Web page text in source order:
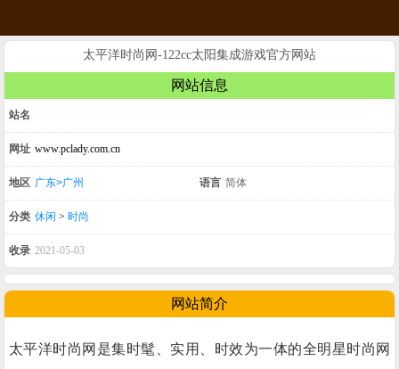
太平洋时尚网-122cc太阳集成游戏官方网站
网站信息
站名
网址 www.pclady.com.cn
地区 广东>广州 语言 简体
分类 休闲 > 时尚
收录 2021-05-03
网站简介
太平洋时尚网是集时髦、实用、时效为一体的全明星时尚网